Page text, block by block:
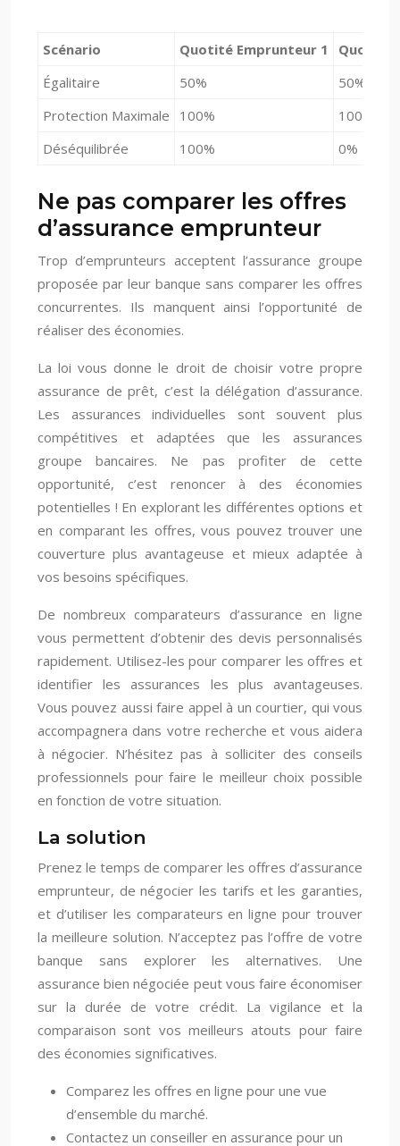
Scénario Quotité Emprunteur 1
Quotité
Égalitaire
50%
50%
Protection Maximale
100%
100%
Déséquilibrée
100% 0%
Ne pas comparer les offres
d’assurance emprunteur
Trop d’emprunteurs acceptent l’assurance groupe
proposée par leur banque sans comparer les offres
concurrentes. Ils manquent ainsi l’opportunité de
réaliser des économies.
La loi vous donne le droit de choisir votre propre
assurance de prêt, c’est la délégation d’assurance.
Les assurances individuelles sont souvent plus
compétitives et adaptées que les assurances
groupe bancaires. Ne pas profiter de cette
opportunité, c’est renoncer à des économies
potentielles ! En explorant les différentes options et
en comparant les offres, vous pouvez trouver une
couverture plus avantageuse et mieux adaptée à
vos besoins spécifiques.
De nombreux comparateurs d’assurance en ligne
vous permettent d’obtenir des devis personnalisés
rapidement. Utilisez-les pour comparer les offres et
identifier les assurances les plus avantageuses.
Vous pouvez aussi faire appel à un courtier, qui vous
accompagnera dans votre recherche et vous aidera
à négocier. N’hésitez pas à solliciter des conseils
professionnels pour faire le meilleur choix possible
en fonction de votre situation.
La solution
Prenez le temps de comparer les offres d’assurance
emprunteur, de négocier les tarifs et les garanties,
et d’utiliser les comparateurs en ligne pour trouver
la meilleure solution. N’acceptez pas l’offre de votre
banque sans explorer les alternatives. Une
assurance bien négociée peut vous faire économiser
sur la durée de votre crédit. La vigilance et la
comparaison sont vos meilleurs atouts pour faire
des économies significatives.
Comparez les offres en ligne pour une vue
d’ensemble du marché.
Contactez un conseiller en assurance pour un